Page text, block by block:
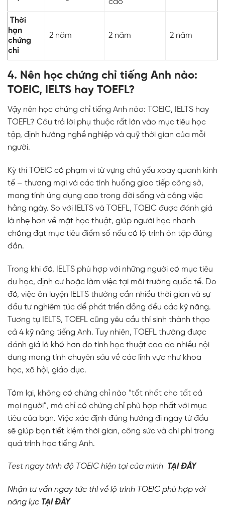
cao
Thời
hạn
chứng
chỉ
2 năm 2 năm 2 năm
4. Nên học chứng chỉ tiếng Anh nào:
TOEIC, IELTS hay TOEFL?
Vậy nên học chứng chỉ tiếng Anh nào: TOEIC, IELTS hay
TOEFL? Câu trả lời phụ thuộc rất lớn vào mục tiêu học
tập, định hướng nghề nghiệp và quỹ thời gian của mỗi
người.
Kỳ thi TOEIC có phạm vi từ vựng chủ yếu xoay quanh kinh
tế – thương mại và các tình huống giao tiếp công sở,
mang tính ứng dụng cao trong đời sống và công việc
hằng ngày. So với IELTS và TOEFL, TOEIC được đánh giá
là nhẹ hơn về mặt học thuật, giúp người học nhanh
chóng đạt mục tiêu điểm số nếu có lộ trình ôn tập đúng
đắn.
Trong khi đó, IELTS phù hợp với những người có mục tiêu
du học, định cư hoặc làm việc tại môi trường quốc tế. Do
đó, việc ôn luyện IELTS thường cần nhiều thời gian và sự
đầu tư nghiêm túc để phát triển đồng đều các kỹ năng.
Tương tự IELTS, TOEFL cũng yêu cầu thí sinh thành thạo
cả 4 kỹ năng tiếng Anh. Tuy nhiên, TOEFL thường được
đánh giá là khó hơn do tính học thuật cao do nhiều nội
dung mang tính chuyên sâu về các lĩnh vực như khoa
học, xã hội, giáo dục.
Tóm lại, không có chứng chỉ nào “tốt nhất cho tất cả
mọi người”, mà chỉ có chứng chỉ phù hợp nhất với mục
tiêu của bạn. Việc xác định đúng hướng đi ngay từ đầu
sẽ giúp bạn tiết kiệm thời gian, công sức và chi phí trong
quá trình học tiếng Anh.
Test ngay trình độ TOEIC hiện tại của mình TẠI ĐÂY
Nhận tư vấn ngay tức thì về lộ trình TOEIC phù hợp với
năng lực TẠI ĐÂY